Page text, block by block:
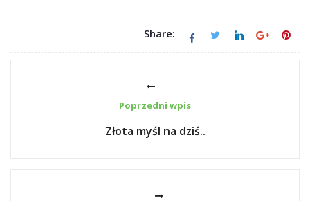
Share:
Poprzedni wpis
Złota myśl na dziś..